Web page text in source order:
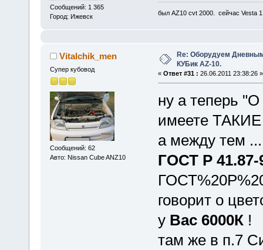
Сообщений: 1 365
Город: Ижевск
был AZ10 cvt 2000. сейчас Vesta
Vitalchik_men
Супер кубовод
Сообщений: 62
Авто: Nissan Cube ANZ10
Re: Оборудуем
КУБик AZ-10.
« Ответ #31 : 26.06.2011 23:38:26 »
ну а теперь
имеете
а между тем
ГОСТР 41.87-
говорит о
уВас 6000К !
там же в п.7